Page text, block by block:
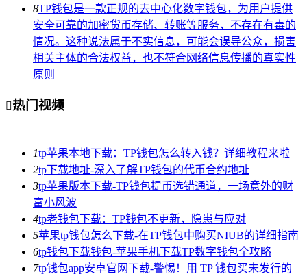
8TP钱包是一款正规的去中心化数字钱包，为用户提供
安全可靠的加密货币存储、转账等服务，不存在有毒的
情况。这种说法属于不实信息，可能会误导公众，损害
相关主体的合法权益，也不符合网络信息传播的真实性
原则
热门视频
1tp苹果本地下载：TP钱包怎么转入钱？详细教程来啦
2tp下载地址-深入了解TP钱包的代币合约地址
3tp苹果版本下载-TP钱包提币选错通道，一场意外的财
富小风波
4tp老钱包下载：TP钱包不更新，隐患与应对
5苹果tp钱包怎么下载-在TP钱包中购买NIUB的详细指南
6tp钱包下载钱包-苹果手机下载TP数字钱包全攻略
7tp钱包app安卓官网下载-警惕！用 TP 钱包买未发行的